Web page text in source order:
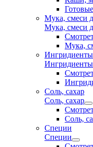
Мука, смеси
Мука, смеси
Мука,
Соль, сахар
Соль, сахар
Соль,
Специи
Специи